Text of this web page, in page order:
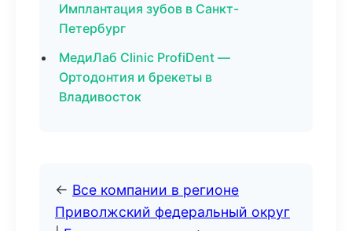
Имплантация зубов в Санкт-
Петербург
МедиЛаб Clinic ProfiDent —
Ортодонтия и брекеты в
Владивосток
← Все компании в регионе
Приволжский федеральный округ